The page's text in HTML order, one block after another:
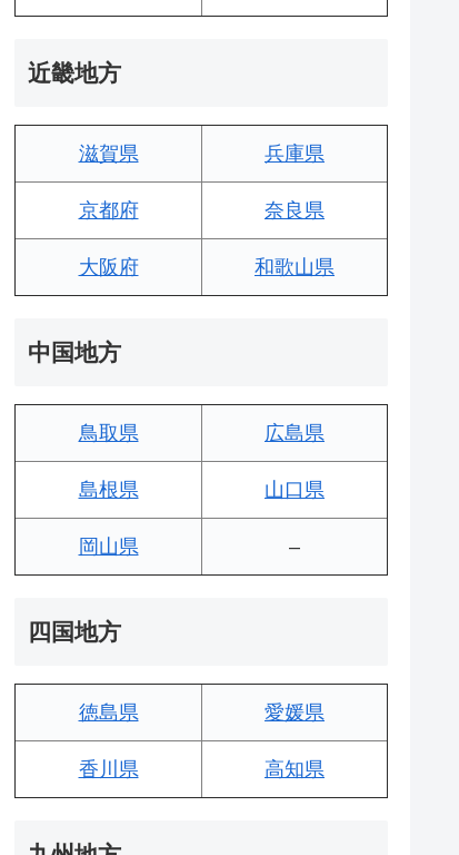
近畿地方
滋賀県 兵庫県
京都府 奈良県
大阪府 和歌山県
中国地方
鳥取県 広島県
島根県 山口県
岡山県 –
四国地方
徳島県 愛媛県
香川県 高知県